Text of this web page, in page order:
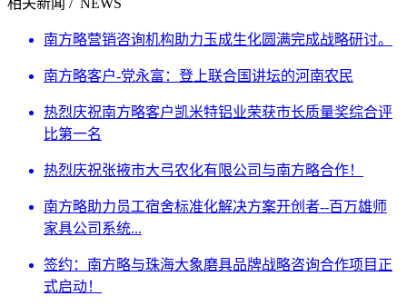
相关新闻 / NEWS
南方略营销咨询机构助力玉成生化圆满完成战略研讨。
南方略客户-党永富：登上联合国讲坛的河南农民
热烈庆祝南方略客户凯米特铝业荣获市长质量奖综合评
比第一名
热烈庆祝张掖市大弓农化有限公司与南方略合作！
南方略助力员工宿舍标准化解决方案开创者--百万雄师
家具公司系统...
签约：南方略与珠海大象磨具品牌战略咨询合作项目正
式启动！